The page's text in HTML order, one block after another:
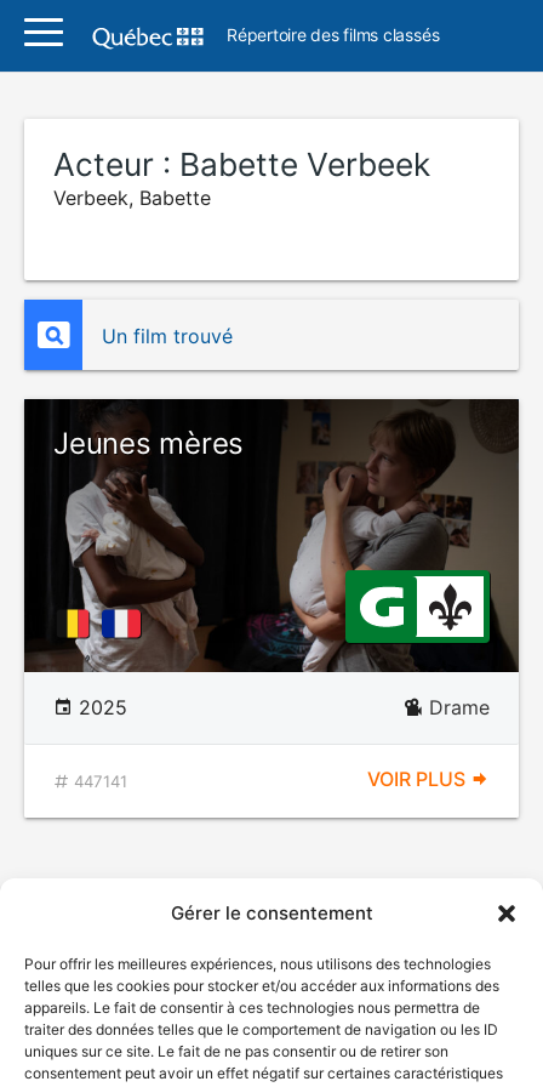
Gérer le consentement
Pour offrir les meilleures expériences, nous utilisons des technologies
telles que les cookies pour stocker et/ou accéder aux informations des
appareils. Le fait de consentir à ces technologies nous permettra de
traiter des données telles que le comportement de navigation ou les ID
uniques sur ce site. Le fait de ne pas consentir ou de retirer son
consentement peut avoir un effet négatif sur certaines caractéristiques
Répertoire des films classés
Acteur : Babette Verbeek
Verbeek, Babette
Un film trouvé
Jeunes mères
2025 Drame
447141 VOIR PLUS